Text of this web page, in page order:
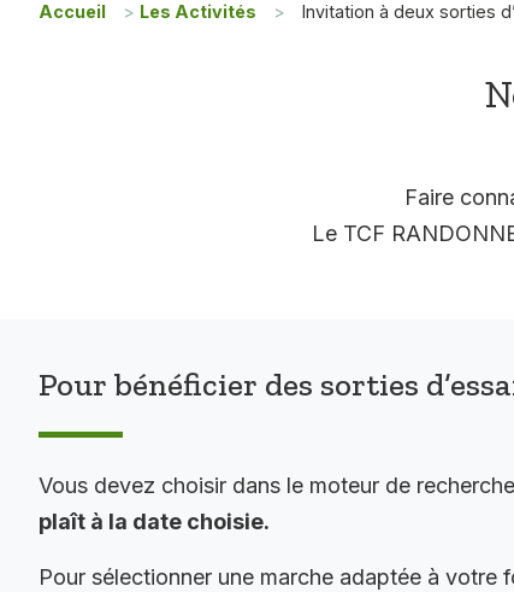
Accueil > Les Activités > Invitation à deux sorties
Faire
Le TCF
Pour bénéficier des sorties
Vous devez choisir dans le moteur de
plaît à la date choisie.
Pour sélectionner une marche adaptée à votre